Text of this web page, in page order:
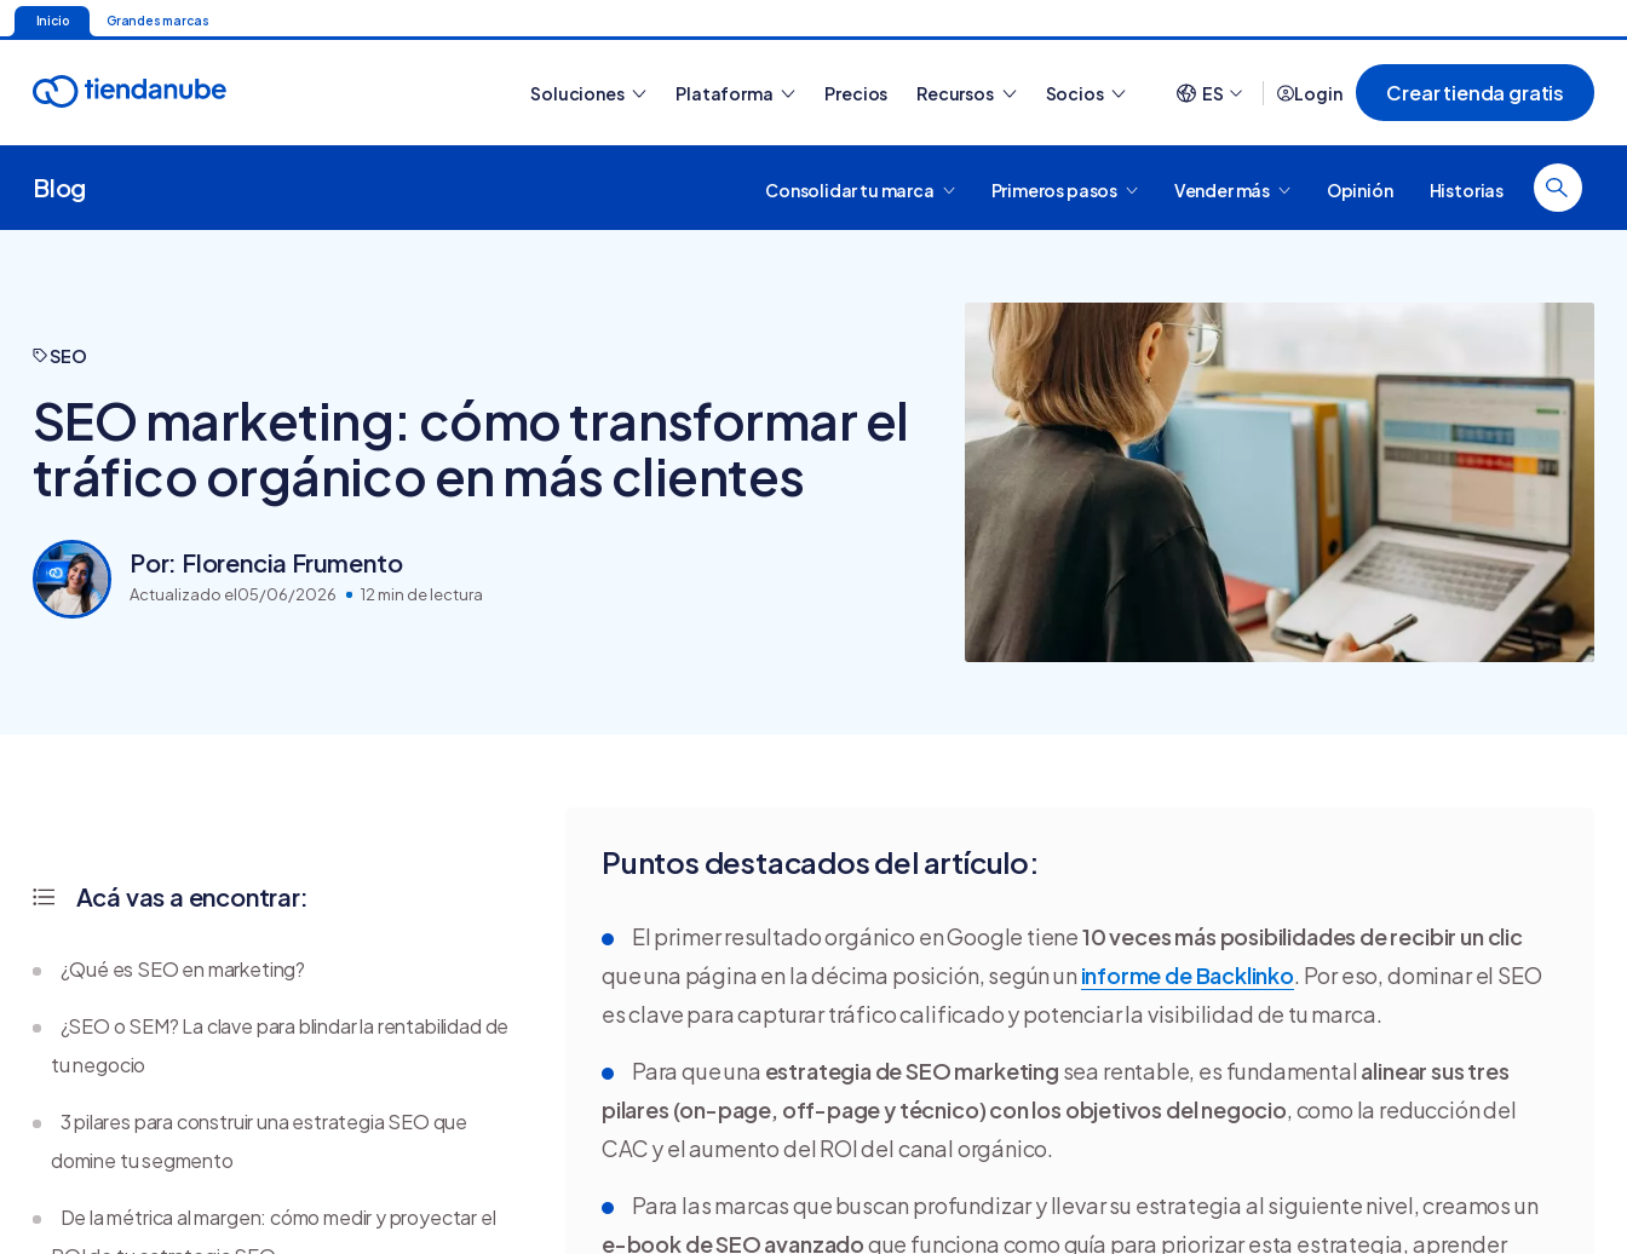
Inicio Grandes marcas
Soluciones Plataforma Precios Recursos
Tiendanube? Aprende a
crear y usar una tienda
¿Cómo es comprar en
Tiendanube? Conocé
Nube para vender más
20 tiendas online
argentinas creadas con
Tiendanube
Socios ES Login Crear tienda gratis
Blog Consolidar tu marca Primeros pasos Vender más Opinión Historias
SEO
SEO marketing: cómo transformar el
tráfico orgánico en más clientes
Por: Florencia Frumento
Actualizado el05/06/2026 12 min de lectura
Puntos destacados del artículo:
El primer resultado orgánico en Google tiene10 veces más posibilidades de recibir un clic
que una página en la décima posición, según un informe de Backlinko. Por eso, dominar el SEO
es clave para capturar tráfico calificado y potenciar la visibilidad de tu marca.
Para que una estrategia de SEO marketing sea rentable, es fundamental alinear sus tres
pilares (on-page, off-page y técnico) con los objetivos del negocio, como la reducción del
CAC y el aumento del ROI del canal orgánico.
Para las marcas que buscan profundizar y llevar su estrategia al siguiente nivel, creamos un
e-book de SEO avanzadoque funciona como guía para priorizar esta estrategia, aprender
Acá vas a encontrar:
¿Qué es SEO en marketing?
¿SEO o SEM? La clave para blindar la rentabilidad de
tu negocio
3 pilares para construir una estrategia SEO que
domine tu segmento
De la métrica al margen: cómo medir y proyectar el